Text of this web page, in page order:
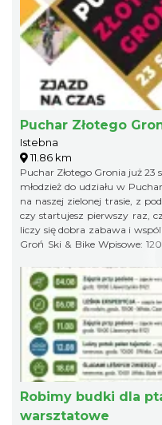
Puchar Złotego
Istebna
11.86 km
Puchar Złotego Gronia już 23 sierpnia! Zapraszamy
młodzież do udziału w
na naszej zielonej trasie, z
czy startujesz pierwszy raz,
liczy się dobra zabawa i wspólne
Groń Ski & Bike Wpisowe: 120 zł Link do zapisów udostępnimy już
niebawem, więc
przegapić!
Robimy budki dla
warsztatowe